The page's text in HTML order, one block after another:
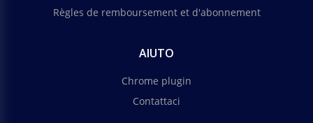
Règles de remboursement et d'abonnement
AIUTO
Chrome plugin
Contattaci